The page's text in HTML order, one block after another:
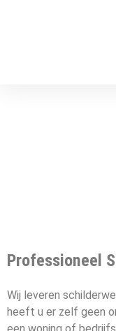
Professioneel
Wij leveren
heeft u er zelf geen